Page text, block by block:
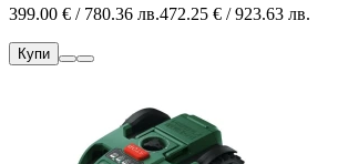
399.00 € / 780.36 лв.472.25 € / 923.63 лв.
Купи